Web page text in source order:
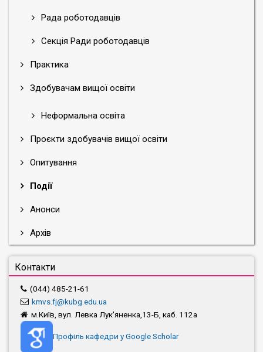
Рада роботодавців
Секція Ради роботодавців
Практика
Здобувачам вищої освіти
Неформальна освіта
Проєкти здобувачів вищої освіти
Опитування
Події
Анонси
Архів
Контакти
(044) 485-21-61
kmvs.fj@kubg.edu.ua
м.Київ, вул. Левка Лук'яненка,13-Б, каб. 112а
Профіль кафедри у Google Scholar